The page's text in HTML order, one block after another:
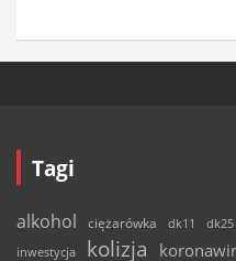
Tagi
alkohol ciężarówka dk11 dk25
inwestycja
kolizja